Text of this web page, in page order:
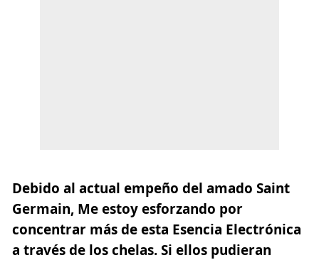
Debido al actual empeño del amado Saint
Germain, Me estoy esforzando por
concentrar más de esta Esencia Electrónica
a través de los chelas. Si ellos pudieran